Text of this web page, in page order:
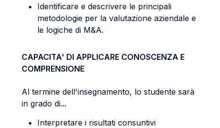
Identificare e descrivere le principali
metodologie per la valutazione aziendale e
le logiche di M&A.
CAPACITA' DI APPLICARE CONOSCENZA E
COMPRENSIONE
Al termine dell'insegnamento, lo studente sarà
in grado di...
Interpretare i risultati consuntivi